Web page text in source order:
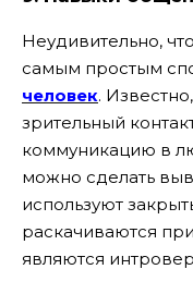
Неудивительно,
самым простым
человек.
зрительный
коммуникацию в
можно сделать
используют
раскачиваются
являются